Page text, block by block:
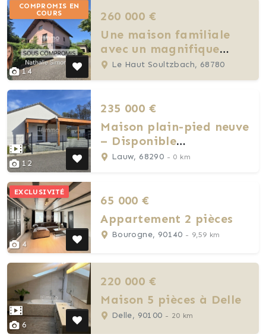
14
COMPROMIS EN
COURS
260 000 €
Une maison familiale
avec un magnifique
terrain au cœur de la
nature
Le Haut Soultzbach, 68780
12
235 000 €
Maison plain-pied neuve
– Disponible
immédiatement
Lauw, 68290 - 0 km
4
EXCLUSIVITÉ
65 000 €
Appartement 2 pièces
Bourogne, 90140 - 9,59 km
6
220 000 €
Maison 5 pièces à Delle
Delle, 90100 - 20 km